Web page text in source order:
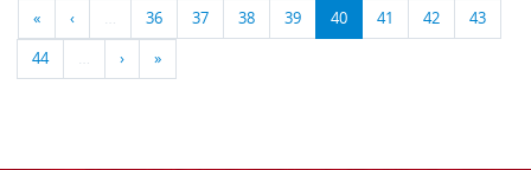
« ‹ … 36 37 38 39 40 41 42 43
44 … › »